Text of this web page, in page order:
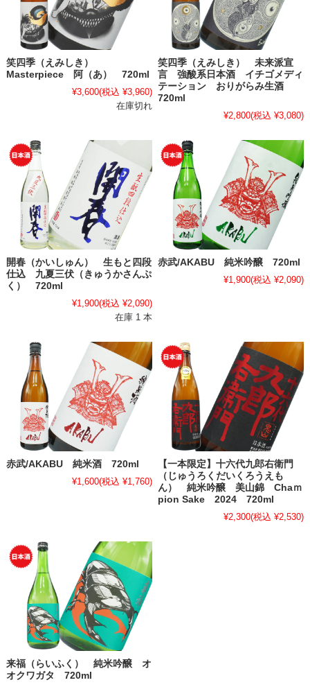
笑四季（えみしき）
Masterpiece 阿（あ） 720ml
¥3,600(税込 ¥3,960)
在庫切れ
笑四季（えみしき） 未来派宣
言 強酸系日本酒 イチゴメディ
テーション おりがらみ生酒
720ml
¥2,800(税込 ¥3,080)
開春（かいしゅん） 生もと四段
仕込 九夏三伏（きゅうかさんぷ
く） 720ml
¥1,900(税込 ¥2,090)
在庫 1 本
赤武/AKABU 純米吟醸 720ml
¥1,900(税込 ¥2,090)
赤武/AKABU 純米酒 720ml
¥1,600(税込 ¥1,760)
【一本限定】十六代九郎右衛門
（じゅうろくだいくろうえも
ん） 純米吟醸 美山錦 Chaｍ
pion Sake 2024 720ml
¥2,300(税込 ¥2,530)
来福（らいふく） 純米吟醸 オ
オクワガタ 720ml